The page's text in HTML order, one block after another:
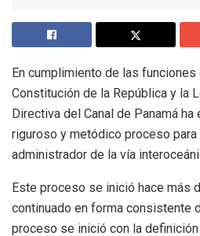
En cumplimiento de las funciones
Constitución de la República y la
Directiva del Canal de Panamá
riguroso y metódico proceso
administrador de la vía
Este proceso se inició hace más
continuado en forma consistente
proceso se inició con la